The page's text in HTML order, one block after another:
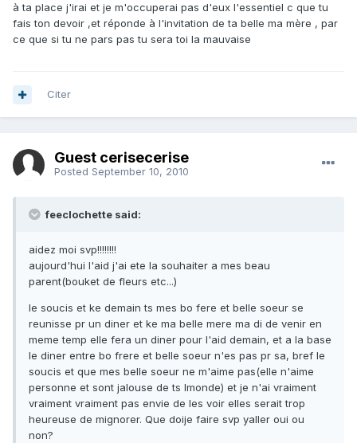
à ta place j'irai et je m'occuperai pas d'eux l'essentiel c que tu
fais ton devoir ,et réponde à l'invitation de ta belle ma mère , par
ce que si tu ne pars pas tu sera toi la mauvaise
Citer
Guest cerisecerise
Posted September 10, 2010
feeclochette said:
aidez moi svp!!!!!!!!
aujourd'hui l'aid j'ai ete la souhaiter a mes beau
parent(bouket de fleurs etc...)
le soucis et ke demain ts mes bo fere et belle soeur se
reunisse pr un diner et ke ma belle mere ma di de venir en
meme temp elle fera un diner pour l'aid demain, et a la base
le diner entre bo frere et belle soeur n'es pas pr sa, bref le
soucis et que mes belle soeur ne m'aime pas(elle n'aime
personne et sont jalouse de ts lmonde) et je n'ai vraiment
vraiment vraiment pas envie de les voir elles serait trop
heureuse de mignorer. Que doije faire svp yaller oui ou
non?